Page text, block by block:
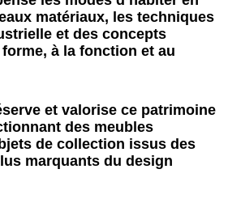
matériaux, les techniques
et des concepts
à la fonction et au
et valorise ce patrimoine
des meubles
de collection issus des
marquants du design